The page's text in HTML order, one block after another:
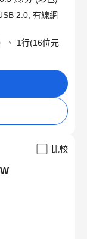
2.0, 有線網
、 1行(16位元
比較